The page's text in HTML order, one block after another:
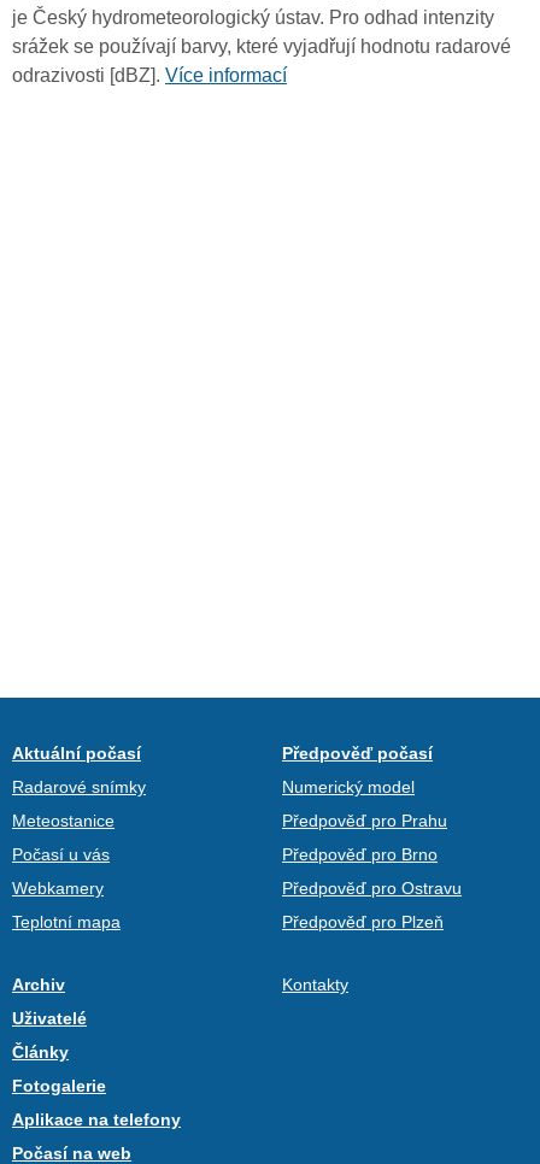
je Český hydrometeorologický ústav. Pro odhad intenzity
srážek se používají barvy, které vyjadřují hodnotu radarové
odrazivosti [dBZ]. Více informací
Aktuální počasí
Radarové snímky
Meteostanice
Počasí u vás
Webkamery
Teplotní mapa
Předpověď počasí
Numerický model
Předpověď pro Prahu
Předpověď pro Brno
Předpověď pro Ostravu
Předpověď pro Plzeň
Archiv
Uživatelé
Články
Fotogalerie
Aplikace na telefony
Počasí na web
Kontakty